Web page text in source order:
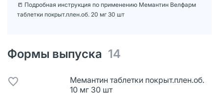
📒 Подробная инструкция по применению Мемантин Велфарм
таблетки покрыт.плен.об. 20 мг 30 шт
Формы выпуска 14
Мемантин таблетки покрыт.плен.об.
10 мг 30 шт